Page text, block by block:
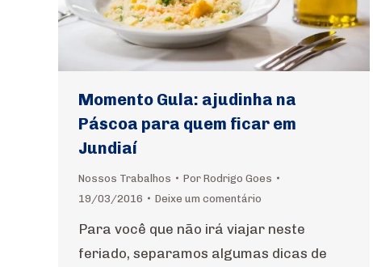
Momento Gula: ajudinha na
Páscoa para quem ficar em
Jundiaí
Nossos Trabalhos Por Rodrigo Goes
19/03/2016
Deixe um comentário
Para você que não irá viajar neste
feriado, separamos algumas dicas de